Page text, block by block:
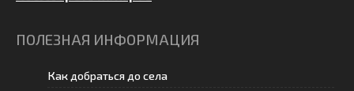
ПОЛЕЗНАЯ ИНФОРМАЦИЯ
Как добраться до села